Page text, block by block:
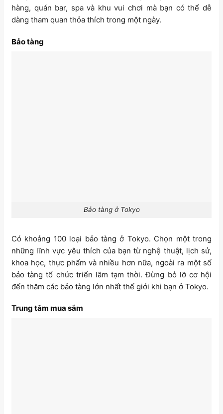
hàng, quán bar, spa và khu vui chơi mà bạn có thể dễ
dàng tham quan thỏa thích trong một ngày.
Bảo tàng
Bảo tàng ở Tokyo
Có khoảng 100 loại bảo tàng ở Tokyo. Chọn một trong
những lĩnh vực yêu thích của bạn từ nghệ thuật, lịch sử,
khoa học, thực phẩm và nhiều hơn nữa, ngoài ra một số
bảo tàng tổ chức triển lãm tạm thời. Đừng bỏ lỡ cơ hội
đến thăm các bảo tàng lớn nhất thế giới khi bạn ở Tokyo.
Trung tâm mua sắm